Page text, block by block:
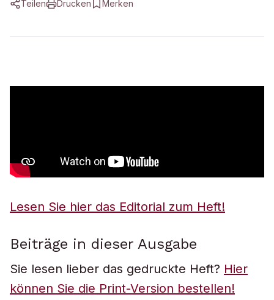
Teilen Drucken Merken
Lesen Sie hier das Editorial zum Heft!
Beiträge in dieser Ausgabe
Sie lesen lieber das gedruckte Heft? Hier
können Sie die Print-Version bestellen!